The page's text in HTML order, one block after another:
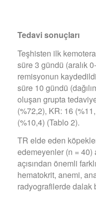
Tedavi sonuçları
Teşhisten ilk
süre 3 gündü (aralık
remisyonun
süre 10 gündü
oluşan grupta
(%72,2), KR: 16
(%10,4) (Tablo 2).
TR elde eden
edemeyenler (n = 40)
açısından önemli
hematokrit, anemi,
radyografilerde dalak